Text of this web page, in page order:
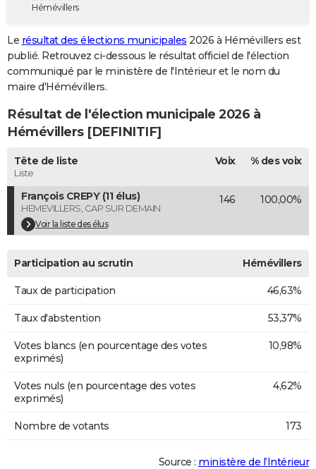
Destinations
City break
Voyage nature
Voyage de noces
Forum
GUIDES D'ACHAT
BONS PLANS
Carte de Noël
Carte Bonne année
Carte Saint-Valentin
Carte Pâques
Carte d'anniversaire
DICTIONNAIRE
Dictionnaire
Biographies
Citations
Expressions
Proverbes
PROGRAMME TV
COPAINS D'AVANT
S'inscrire
Se connecter
Lycées
Collèges
Primaires
Universités
Entreprises
Service militaire
Avis de recherche
AVIS DE DÉCÈS
Bricolage
Television
Hémévillers
Le résultat des élections municipales 2026 à Hémévillers est
publié. Retrouvez ci-dessous le résultat officiel de l'élection
communiqué par le ministère de l'Intérieur et le nom du
maire d'Hémévillers.
Résultat de l'élection municipale 2026 à
Hémévillers [DEFINITIF]
Tête de liste
Liste
Voix % des voix
François CREPY (11 élus)
HEMEVILLERS, CAP SUR DEMAIN
Voir la liste des élus
146 100,00%
Participation au scrutin Hémévillers
Taux de participation 46,63%
Taux d'abstention 53,37%
Votes blancs (en pourcentage des votes
exprimés)
10,98%
Votes nuls (en pourcentage des votes
exprimés)
4,62%
Nombre de votants 173
Source : ministère de l’Intérieur